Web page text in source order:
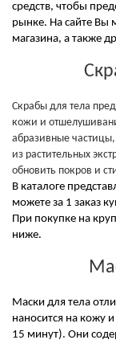
средств, чтобы
рынке. На сайте Вы
магазина, а также
Скрабы для тела
кожи и
абразивные
из растительных
обновить покров и
В каталоге
можете за 1 заказ
При покупке на
ниже.
Маски для тела
наносится на кожу
15 минут). Они